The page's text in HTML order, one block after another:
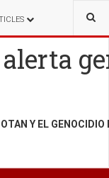
Y EL